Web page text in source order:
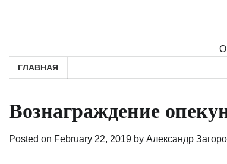
О
ГЛАВНАЯ
Вознаграждение
Posted on February 22, 2019 by Александр